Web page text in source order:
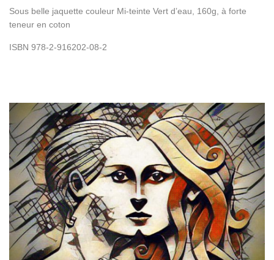
Sous belle jaquette couleur Mi-teinte Vert d’eau, 160g, à forte
teneur en coton
ISBN 978-2-916202-08-2